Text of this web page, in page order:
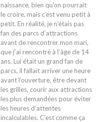
naissance, bien qu'on pourrait
le croire, mais c’est venu petit à
petit. En réalité, je n’étais pas
fan des parcs d’attractions
avant de rencontrer mon mari,
que j’ai rencontré à l’âge de 14
ans. Lui était un grand fan de
parcs, il fallait arriver une heure
avant l’ouverture, être devant
les grilles, courir aux attractions
les plus demandées pour éviter
les heures d’attentes
incalculables. C’est comme ça